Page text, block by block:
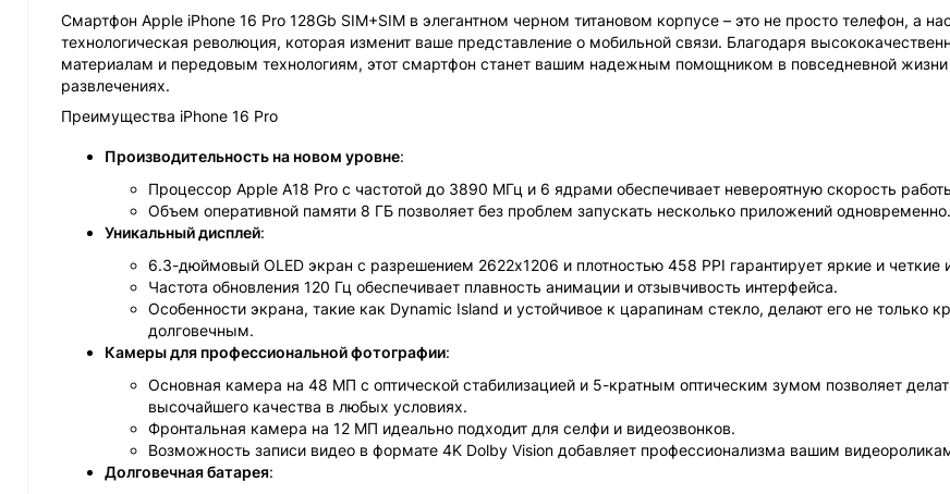
Смартфон Apple iPhone 16 Pro 128Gb SIM+SIM в элегантном черном титановом корпусе – это не просто телефон, а
технологическая революция, которая изменит ваше представление о мобильной связи. Благодаря
материалам и передовым технологиям, этот смартфон станет вашим надежным помощником в повседневной
развлечениях.
Преимущества iPhone 16 Pro
Производительность на новом уровне:
Процессор Apple A18 Pro с частотой до 3890 МГц и 6 ядрами обеспечивает невероятную скорость
Объем оперативной памяти 8 ГБ позволяет без проблем запускать несколько приложений одновременно.
Уникальный дисплей:
6.3-дюймовый OLED экран с разрешением 2622x1206 и плотностью 458 PPI гарантирует яркие и четкие
Частота обновления 120 Гц обеспечивает плавность анимации и отзывчивость интерфейса.
Особенности экрана, такие как Dynamic Island и устойчивое к царапинам стекло, делают его не только
долговечным.
Камеры для профессиональной фотографии:
Основная камера на 48 МП с оптической стабилизацией и 5-кратным оптическим зумом позволяет
высочайшего качества в любых условиях.
Фронтальная камера на 12 МП идеально подходит для селфи и видеозвонков.
Возможность записи видео в формате 4K Dolby Vision добавляет профессионализма вашим
Долговечная батарея: